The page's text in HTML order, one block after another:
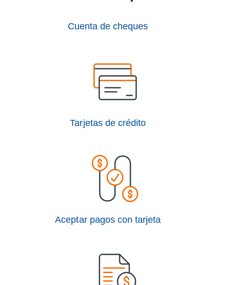
Cuenta de cheques
Tarjetas de crédito
Aceptar pagos con tarjeta